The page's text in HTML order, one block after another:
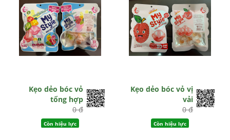
Kẹo dẻo bóc vỏ
tổng hợp
0 đ
Còn hiệu lực
Kẹo dẻo bóc vỏ vị
vải
0 đ
Còn hiệu lực